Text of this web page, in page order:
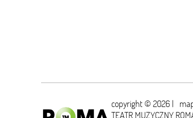
copyright © 2026 |
TEATR MUZYCZNY